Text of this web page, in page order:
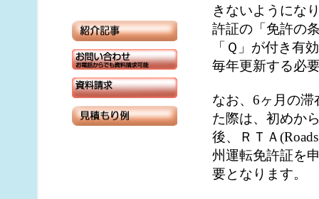
きないようにな
許証の「免許の
「Ｑ」が付き有
毎年更新する必
なお、6ヶ月の
た際は、初めか
後、ＲＴＡ
州運転免許証を
要となります。